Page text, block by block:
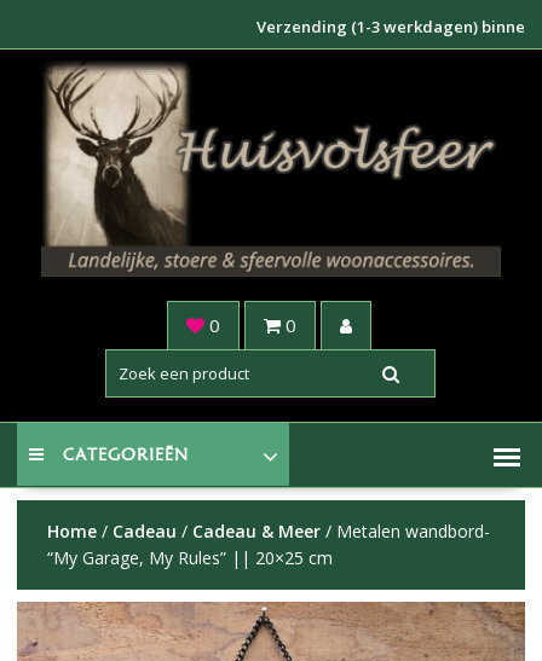
inhoud
Verzending (1-3 werkdagen) binnen NL
0 0
CATEGORIEËN
Home/ Cadeau / Cadeau & Meer/ Metalen wandbord-
“My Garage, My Rules” || 20×25 cm